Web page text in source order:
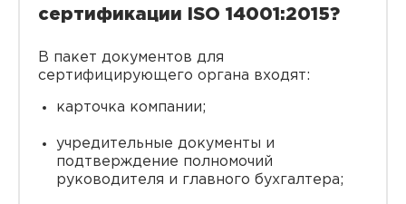
сертификации ISO 14001:2015?
В пакет документов для
сертифицирующего органа входят:
карточка компании;
учредительные документы и
подтверждение полномочий
руководителя и главного бухгалтера;